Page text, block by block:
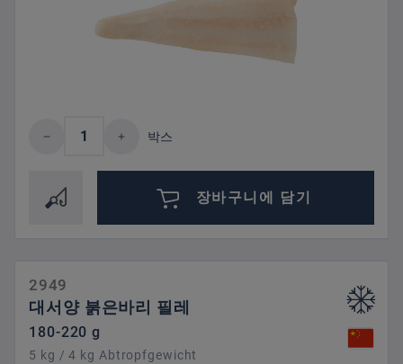
제품 수량: 원하는 값을 입력하거나 버튼
박스
장바구니에 담기
2949
대서양 붉은바리 필레
180-220 g
5 kg / 4 kg Abtropfgewicht